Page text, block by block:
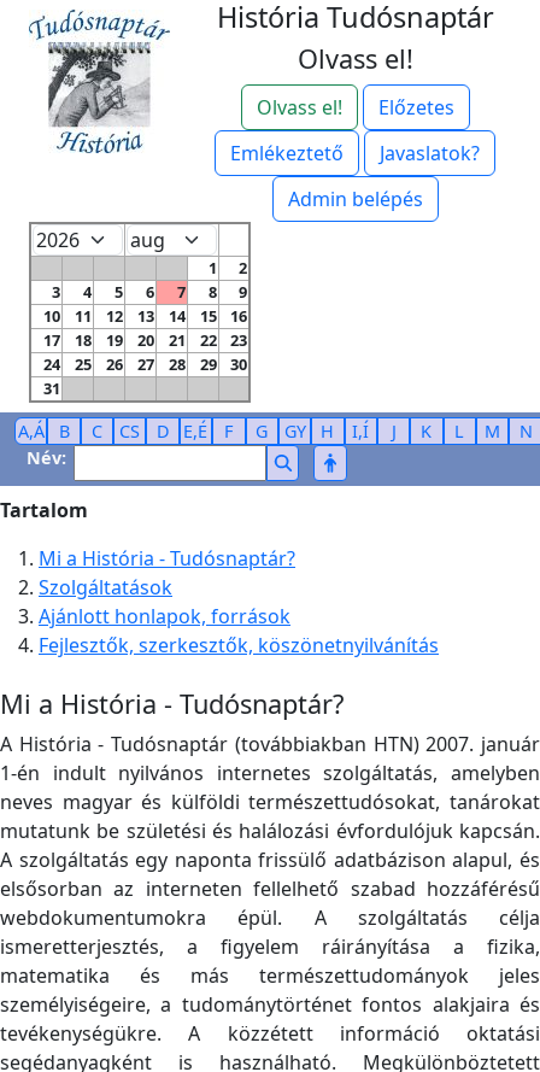
História Tudósnaptár
Olvass el!
Olvass el!
Előzetes
Emlékeztető
Javaslatok?
Admin belépés
1
2
3
4 5 6 7 8
9
10
11 12 13 14 15
16
17
18 19 20 21 22
23
24
25 26 27 28 29
30
31
A,Á B C CS D E,É F G GY H I,Í J K L M
N
Név:
Tartalom
Mi a História - Tudósnaptár?
Szolgáltatások
Ajánlott honlapok, források
Fejlesztők, szerkesztők, köszönetnyilvánítás
Mi a História - Tudósnaptár?
A História - Tudósnaptár (továbbiakban HTN) 2007. január
1-én indult nyilvános internetes szolgáltatás, amelyben
neves magyar és külföldi természettudósokat, tanárokat
mutatunk be születési és halálozási évfordulójuk kapcsán.
A szolgáltatás egy naponta frissülő adatbázison alapul, és
elsősorban az interneten fellelhető szabad hozzáférésű
webdokumentumokra épül. A szolgáltatás célja
ismeretterjesztés, a figyelem ráirányítása a fizika,
matematika és más természettudományok jeles
személyiségeire, a tudománytörténet fontos alakjaira és
tevékenységükre. A közzétett információ oktatási
segédanyagként is használható. Megkülönböztetett